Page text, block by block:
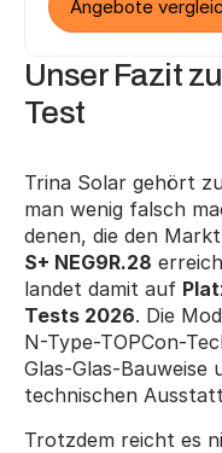
Angebote
Unser Fazit
Test
Trina Solar gehört
man wenig falsch
denen, die den
S+ NEG9R.28
landet damit auf
Tests 2026. Die
N-Type-TOPCon-
Glas-Glas-Bauweise
technischen
Trotzdem reicht es